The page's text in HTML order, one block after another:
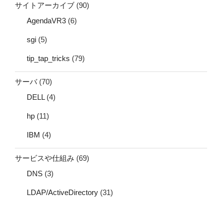
サイトアーカイブ (90)
AgendaVR3 (6)
sgi (5)
tip_tap_tricks (79)
サーバ(70)
DELL(4)
hp (11)
IBM (4)
サービスや仕組み (69)
DNS (3)
LDAP/ActiveDirectory (31)